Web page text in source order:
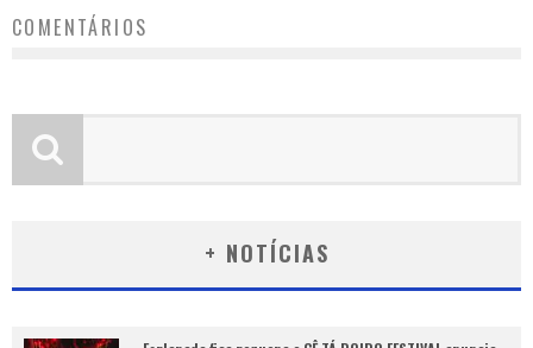
COMENTÁRIOS
+ NOTÍCIAS